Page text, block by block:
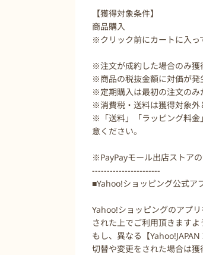
【獲得対象条件】
商品購入
※クリック前にカートに入っ
※注文が成約した場合のみ獲
※商品の税抜金額に対価が発
※定期購入は最初の注文のみ
※消費税・送料は獲得対象外
※「送料」「ラッピング料金
意ください。
※PayPayモール出店ストア
-----------------------
■Yahoo!ショッピング公式ア
Yahoo!ショッピングのアプ
された上でご利用頂きますよ
もし、異なる【
切替や変更をされた場合は獲